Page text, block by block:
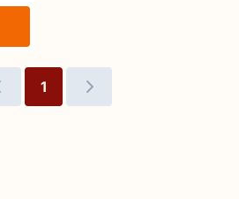
Kiecol Maritime painting
1